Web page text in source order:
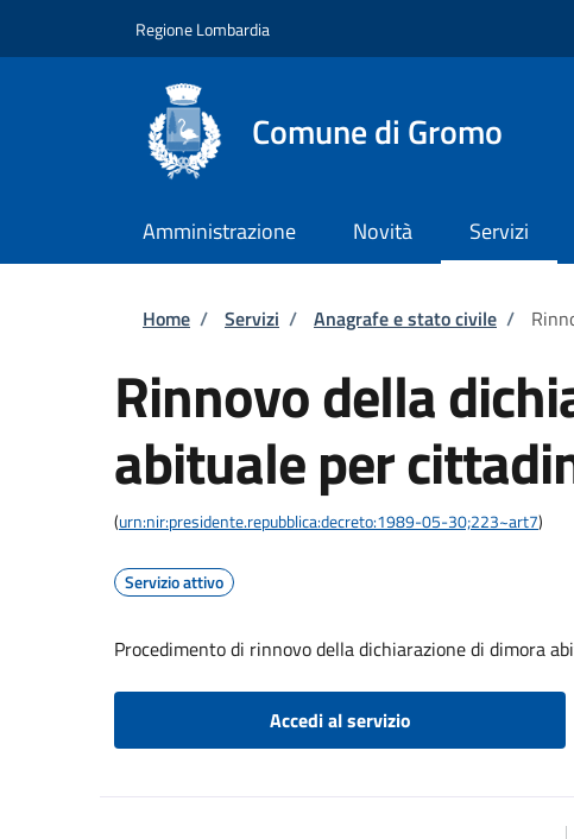
Regione Lombardia
Comune di Gromo
Amministrazione Novità Servizi
Briciole di pane
Home / Servizi / Anagrafe e stato civile /
Rinnovo della
abituale per
(urn:nir:presidente.repubblica:decreto:1989-05-30;223~art7)
Servizio attivo
Procedimento di rinnovo della dichiarazione di dimora
Accedi al servizio